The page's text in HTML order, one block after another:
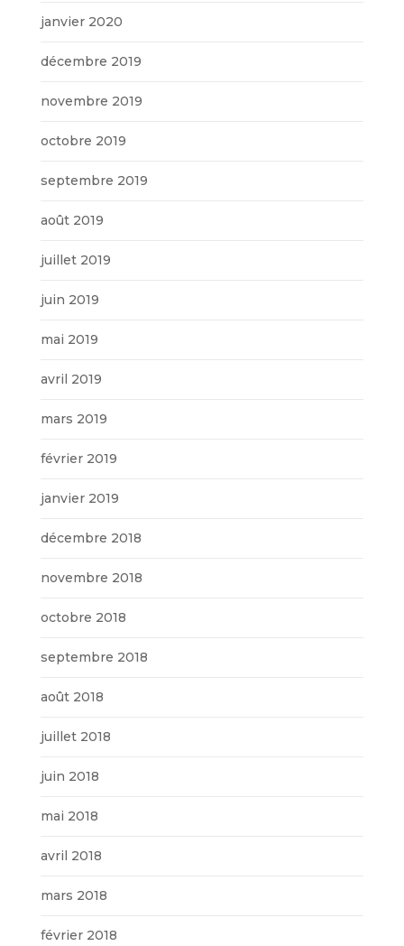
janvier 2020
décembre 2019
novembre 2019
octobre 2019
septembre 2019
août 2019
juillet 2019
juin 2019
mai 2019
avril 2019
mars 2019
février 2019
janvier 2019
décembre 2018
novembre 2018
octobre 2018
septembre 2018
août 2018
juillet 2018
juin 2018
mai 2018
avril 2018
mars 2018
février 2018